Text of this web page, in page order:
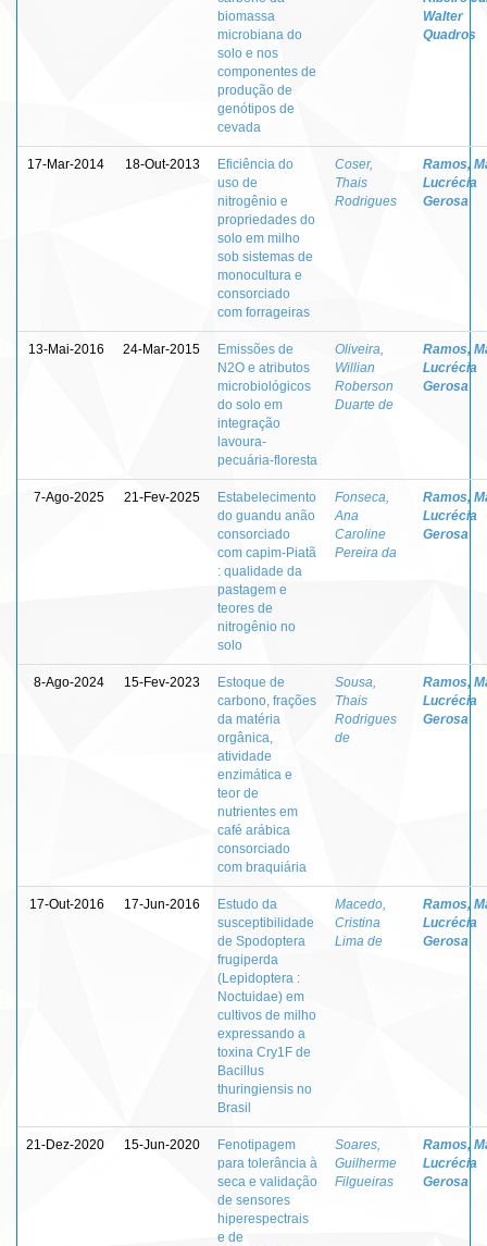
biomassa
microbiana do
solo e nos
componentes de
produção de
genótipos de
cevada
Walter
Quadros
17-Mar-2014 18-Out-2013
Eficiência do
uso de
nitrogênio e
propriedades do
solo em milho
sob sistemas de
monocultura e
consorciado
com forrageiras
Coser,
Thais
Rodrigues
Ramos,
Lucrécia
Gerosa
13-Mai-2016 24-Mar-2015
Emissões de
N2O e atributos
microbiológicos
do solo em
integração
lavoura-
pecuária-floresta
Oliveira,
Willian
Roberson
Duarte de
Ramos,
Lucrécia
Gerosa
7-Ago-2025 21-Fev-2025
Estabelecimento
do guandu anão
consorciado
com capim-Piatã
: qualidade da
pastagem e
teores de
nitrogênio no
solo
Fonseca,
Ana
Caroline
Pereira da
Ramos,
Lucrécia
Gerosa
8-Ago-2024 15-Fev-2023
Estoque de
carbono, frações
da matéria
orgânica,
atividade
enzimática e
teor de
nutrientes em
café arábica
consorciado
com braquiária
Sousa,
Thais
Rodrigues
de
Ramos,
Lucrécia
Gerosa
17-Out-2016 17-Jun-2016
Estudo da
susceptibilidade
de Spodoptera
frugiperda
(Lepidoptera :
Noctuidae) em
cultivos de milho
expressando a
toxina Cry1F de
Bacillus
thuringiensis no
Brasil
Macedo,
Cristina
Lima de
Ramos,
Lucrécia
Gerosa
21-Dez-2020 15-Jun-2020
Fenotipagem
para tolerância à
seca e validação
de sensores
hiperespectrais
e de
Soares,
Guilherme
Filgueiras
Ramos,
Lucrécia
Gerosa